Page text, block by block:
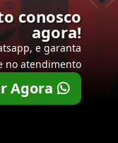
conosco
agora!
e garanta
no atendimento
Agora